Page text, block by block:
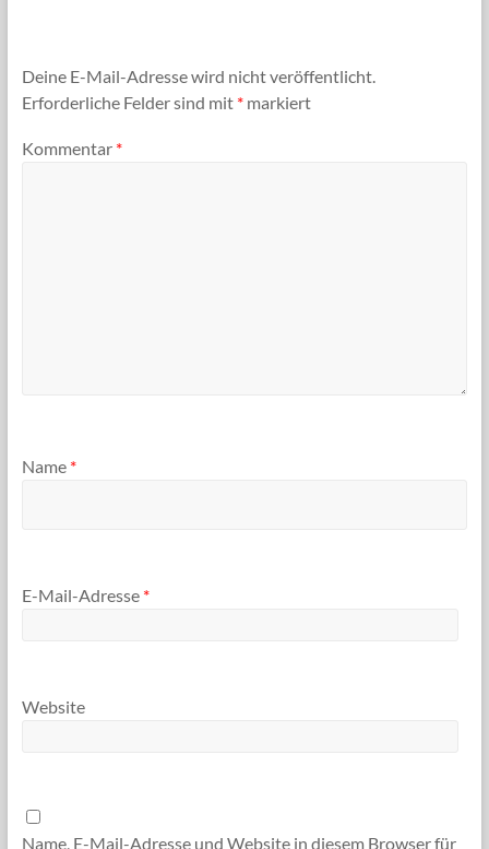
Deine E-Mail-Adresse wird nicht veröffentlicht.
Erforderliche Felder sind mit *markiert
Kommentar *
Name *
E-Mail-Adresse *
Website
Name, E-Mail-Adresse und Website in diesem Browser für